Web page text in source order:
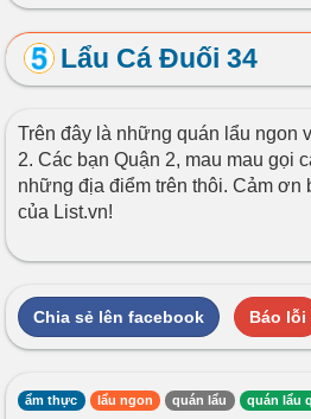
Lẩu Cá Đuối 34
Trên đây là những quán lẩu ngon
2. Các bạn Quận 2, mau mau gọi
những địa điểm trên thôi. Cảm ơn
của List.vn!
Chia sẻ lên facebook Báo lỗi
ẩm thực lẩu ngon quán lẩu quán lẩu